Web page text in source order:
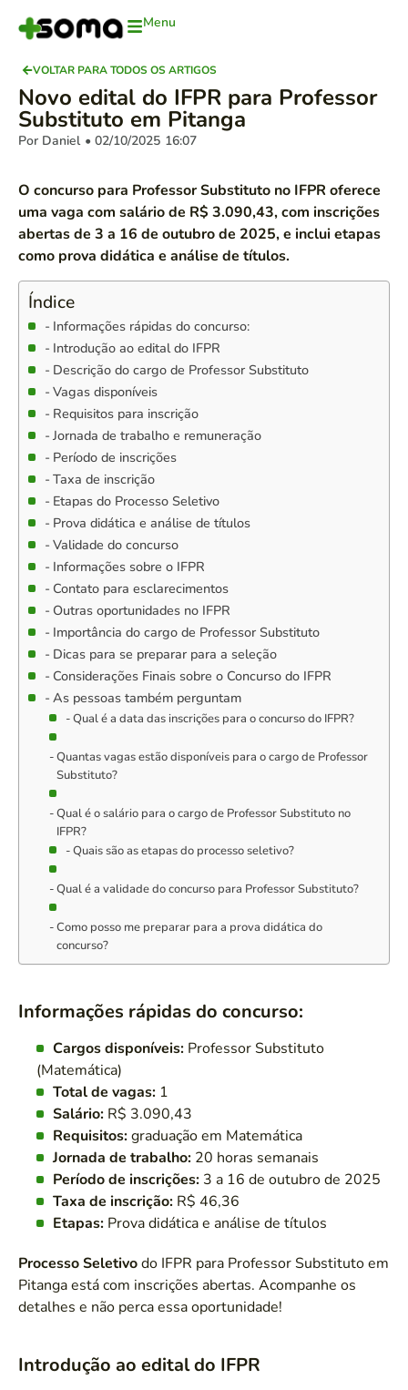
Menu
VOLTAR PARA TODOS OS ARTIGOS
Novo edital do IFPR para Professor
Substituto em Pitanga
Por Daniel • 02/10/2025 16:07
O concurso para Professor Substituto no IFPR oferece
uma vaga com salário de R$ 3.090,43, com inscrições
abertas de 3 a 16 de outubro de 2025, e inclui etapas
como prova didática e análise de títulos.
Índice
Informações rápidas do concurso:
Introdução ao edital do IFPR
Descrição do cargo de Professor Substituto
Vagas disponíveis
Requisitos para inscrição
Jornada de trabalho e remuneração
Período de inscrições
Taxa de inscrição
Etapas do Processo Seletivo
Prova didática e análise de títulos
Validade do concurso
Informações sobre o IFPR
Contato para esclarecimentos
Outras oportunidades no IFPR
Importância do cargo de Professor Substituto
Dicas para se preparar para a seleção
Considerações Finais sobre o Concurso do IFPR
As pessoas também perguntam
Qual é a data das inscrições para o concurso do IFPR?
Quantas vagas estão disponíveis para o cargo de Professor
Substituto?
Qual é o salário para o cargo de Professor Substituto no
IFPR?
Quais são as etapas do processo seletivo?
Qual é a validade do concurso para Professor Substituto?
Como posso me preparar para a prova didática do
concurso?
Informações rápidas do concurso:
Cargos disponíveis: Professor Substituto
(Matemática)
Total de vagas: 1
Salário: R$ 3.090,43
Requisitos:graduação em Matemática
Jornada de trabalho: 20 horas semanais
Período de inscrições: 3 a 16 de outubro de 2025
Taxa de inscrição: R$ 46,36
Etapas: Prova didática e análise de títulos
Processo Seletivodo IFPR para Professor Substituto em
Pitanga está com inscrições abertas. Acompanhe os
detalhes e não perca essa oportunidade!
Introdução ao edital do IFPR